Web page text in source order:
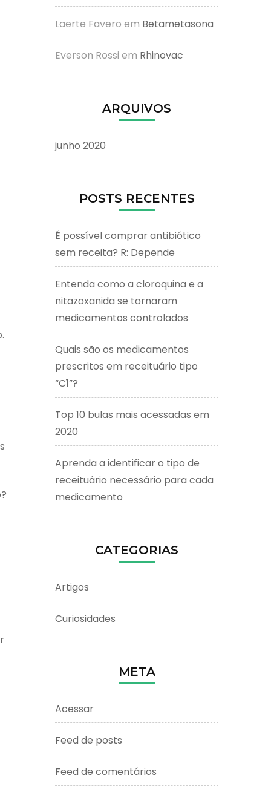
Laerte Favero em Betametasona
Everson Rossi em Rhinovac
ARQUIVOS
junho 2020
POSTS RECENTES
É possível comprar antibiótico
sem receita? R: Depende
Entenda como a cloroquina e a
nitazoxanida se tornaram
medicamentos controlados
Quais são os medicamentos
prescritos em receituário tipo
“C1”?
Top 10 bulas mais acessadas em
2020
Aprenda a identificar o tipo de
receituário necessário para cada
medicamento
CATEGORIAS
Artigos
Curiosidades
META
Acessar
Feed de posts
Feed de comentários